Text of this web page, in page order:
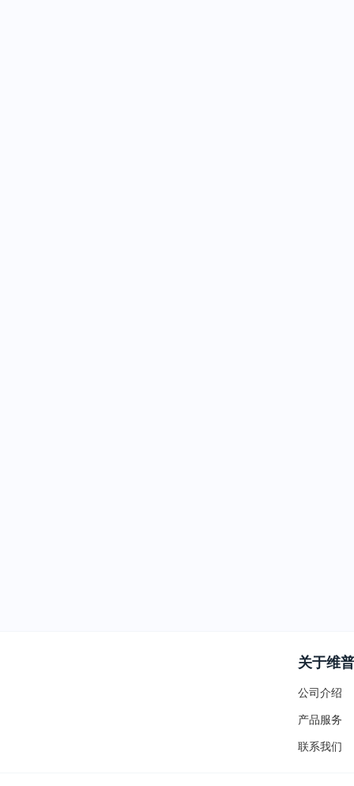
关于维普
公司介绍
产品服务
联系我们